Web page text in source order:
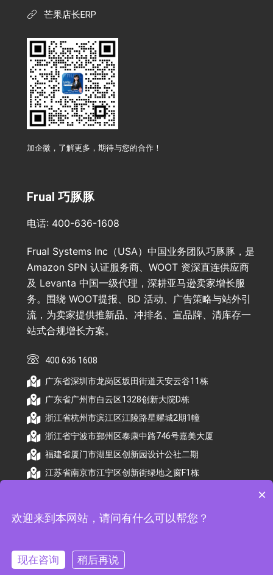
芒果店长ERP
加企微，了解更多，期待与您的合作！
Frual 巧豚豚
电话: 400-636-1608
Frual Systems Inc（USA）中国业务团队巧豚豚，是
Amazon SPN 认证服务商、WOOT 资深直连供应商
及 Levanta 中国一级代理，深耕亚马逊卖家增长服
务。围绕 WOOT提报、BD 活动、广告策略与站外引
流，为卖家提供推新品、冲排名、宣品牌、清库存一
站式合规增长方案。
400 636 1608
广东省深圳市龙岗区坂田街道天安云谷11栋
广东省广州市白云区1328创新大院D栋
浙江省杭州市滨江区江陵路星耀城2期1幢
浙江省宁波市鄞州区泰康中路746号嘉美大厦
福建省厦门市湖里区创新园设计公社二期
江苏省南京市江宁区创新街绿地之窗F1栋
备案号：浙ICP备2026009174号
×
欢迎来到本网站，请问有什么可以帮您？
现在咨询 稍后再说